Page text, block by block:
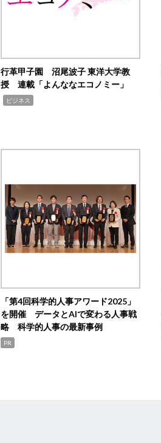
行革甲子園 沼尾波子 東洋大学教
授 連載「よんななエコノミー」
ビジネス
「第4回科学的人事アワード2025」
を開催 データとAIで変わる人事戦
略 科学的人事の最新事例
PR